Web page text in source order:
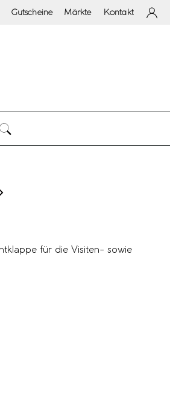
Gutscheine Märkte Kontakt
für die Visiten- sowie